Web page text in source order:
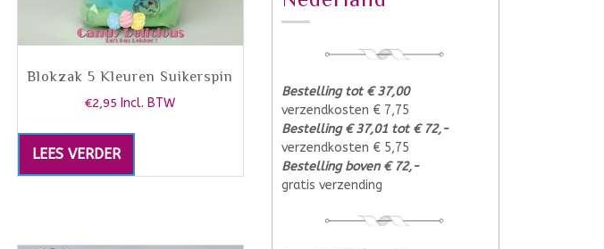
Blokzak 5 Kleuren Suikerspin
€2,95 Incl. BTW
LEES VERDER
Bestelling tot € 37,00
verzendkosten € 7,75
Bestelling € 37,01 tot € 72,-
verzendkosten € 5,75
Bestelling boven € 72,-
gratis verzending